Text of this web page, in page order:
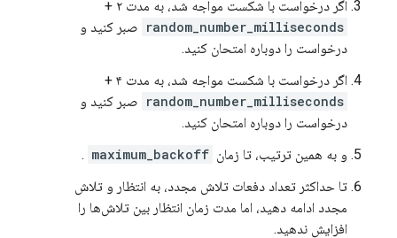
اگر درخواست با شکست مواجه شد، به مدت ۲ +
random_number_milliseconds صبر کنید و
درخواست را دوباره امتحان کنید.
اگر درخواست با شکست مواجه شد، به مدت ۴ +
random_number_milliseconds صبر کنید و
درخواست را دوباره امتحان کنید.
و به همین ترتیب، تا زمان maximum_backoff
.
تا حداکثر تعداد دفعات تلاش مجدد، به انتظار و تلاش
مجدد ادامه دهید، اما مدت زمان انتظار بین تلاش‌ها را
افزایش ندهید.